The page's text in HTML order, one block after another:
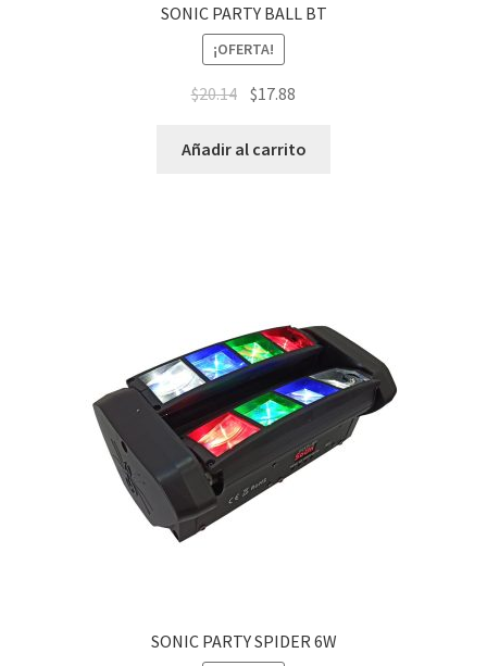
SONIC PARTY BALL BT
¡OFERTA!
$20.14 $17.88
Añadir al carrito
SONIC PARTY SPIDER 6W